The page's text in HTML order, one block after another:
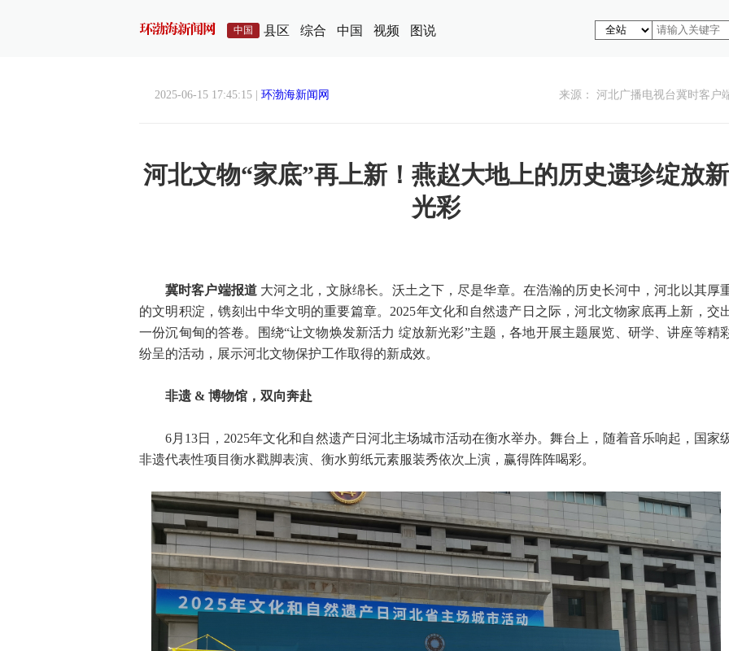
中国 县区 综合 中国 视频 图说
2025-06-15 17:45:15 | 环渤海新闻网 来源： 河北广播电视台冀时客户
河北文物“家底”再上新！燕赵大地上的历史遗珍绽放新
光彩
冀时客户端报道大河之北，文脉绵长。沃土之下，尽是华章。在浩瀚的历史长河中，河北以其厚
的文明积淀，镌刻出中华文明的重要篇章。2025年文化和自然遗产日之际，河北文物家底再上新，交
一份沉甸甸的答卷。围绕“让文物焕发新活力 绽放新光彩”主题，各地开展主题展览、研学、讲座等精
纷呈的活动，展示河北文物保护工作取得的新成效。
非遗 & 博物馆，双向奔赴
6月13日，2025年文化和自然遗产日河北主场城市活动在衡水举办。舞台上，随着音乐响起，国家
非遗代表性项目衡水戳脚表演、衡水剪纸元素服装秀依次上演，赢得阵阵喝彩。